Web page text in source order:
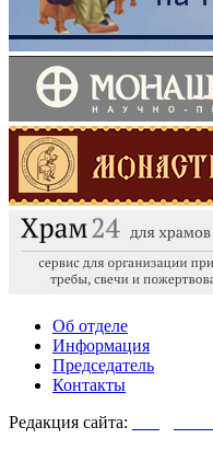
Об отделе
Информация
Председатель
Контакты
Редакция сайта: